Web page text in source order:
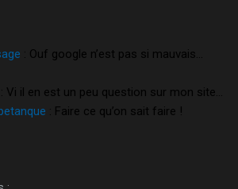
: Ouf google n’est pas si mauvais…
: Vi il en est un peu question sur mon site…
: Faire ce qu’on sait faire !